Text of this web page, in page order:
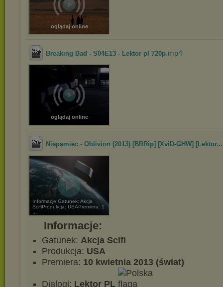
oglądaj online
Breaking Bad - S04E13 - Lektor pl 720p.mp4
oglądaj online
Niepamiec - Oblivion (2013) [BRRip] [XviD-GHW] [Lektor...
Informacje:Gatunek: Akcja
ScifiProdukcja: USAPremiera: 1
Informacje:
Gatunek: Akcja Scifi
Produkcja: USA
Premiera: 10 kwietnia 2013 (świat)
Dialogi: Lektor PL